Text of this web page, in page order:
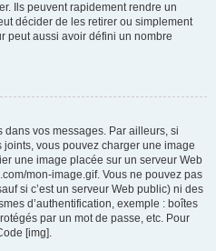
Ils peuvent rapidement rendre un
décider de les retirer ou simplement
peut aussi avoir défini un nombre
vos messages. Par ailleurs, si
joints, vous pouvez charger une image
une image placée sur un serveur Web
mon-image.gif. Vous ne pouvez pas
si c’est un serveur Web public) ni des
d’authentification, exemple : boîtes
par un mot de passe, etc. Pour
[img].